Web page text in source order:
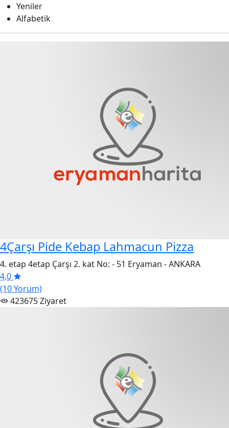
Yeniler
Alfabetik
4Çarşı Pide Kebap Lahmacun Pizza
4. etap 4etap Çarşı 2. kat No: - 51 Eryaman - ANKARA
4,0
(10 Yorum)
423675 Ziyaret